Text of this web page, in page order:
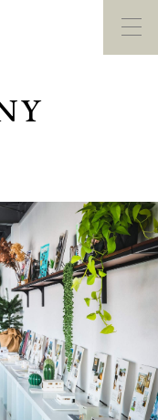
モデルハウス